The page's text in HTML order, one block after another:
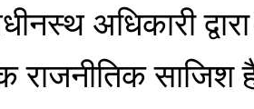
अधिकारी
राजनीतिक साजिश